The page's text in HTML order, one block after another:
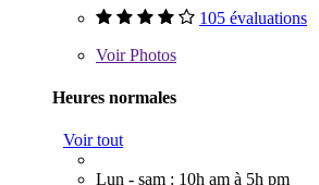
105 évaluations
VoirPhotos
Heures normales
Voir tout
Lun - sam : 10h am à 5h pm